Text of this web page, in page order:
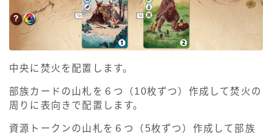
中央に焚火を配置します。
部族カードの山札を６つ（10枚ずつ）作成して焚火の
周りに表向きで配置します。
資源トークンの山札を６つ（5枚ずつ）作成して部族